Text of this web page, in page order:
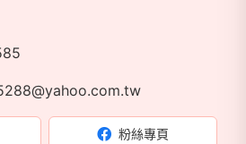
粉絲專頁